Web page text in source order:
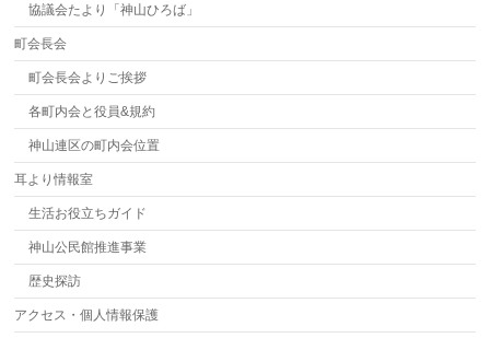
協議会たより「神山ひろば」
町会長会
町会長会よりご挨拶
各町内会と役員&規約
神山連区の町内会位置
耳より情報室
生活お役立ちガイド
神山公民館推進事業
歴史探訪
アクセス・個人情報保護